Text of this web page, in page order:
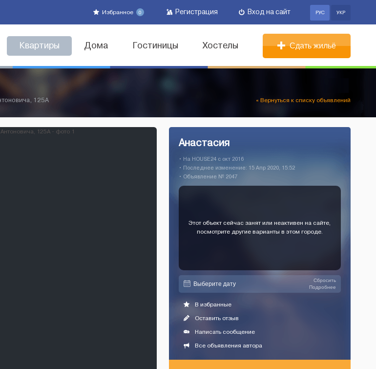
Избранное 0 Регистрация Вход на сайт РУС УКР
Квартиры Дома Гостиницы Хостелы Сдать жильё
125А « Вернуться к списку объявлений
Анастасия
• На HOUSE24 c окт 2016
• Последнее изменение: 15 Апр 2020, 15:52
• Объявление № 2047
Этот объект сейчас занят или неактивен на сайте,
посмотрите другие варианты в этом городе.
Сбросить
Подробнее
В избранные
Оставить отзыв
Написать сообщение
Все объявления автора